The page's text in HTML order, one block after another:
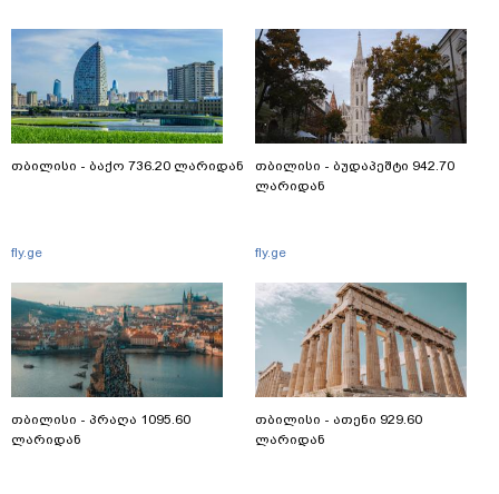
თბილისი - ბაქო 736.20 ლარიდან
fly.ge
თბილისი - პრაღა 1095.60
ლარიდან
თბილისი - ბუდაპეშტი 942.70
ლარიდან
fly.ge
თბილისი - ათენი 929.60
ლარიდან